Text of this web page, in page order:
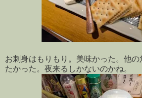
お刺身はもりもり。美味かった。他
たかった。夜来るしかないのかね。